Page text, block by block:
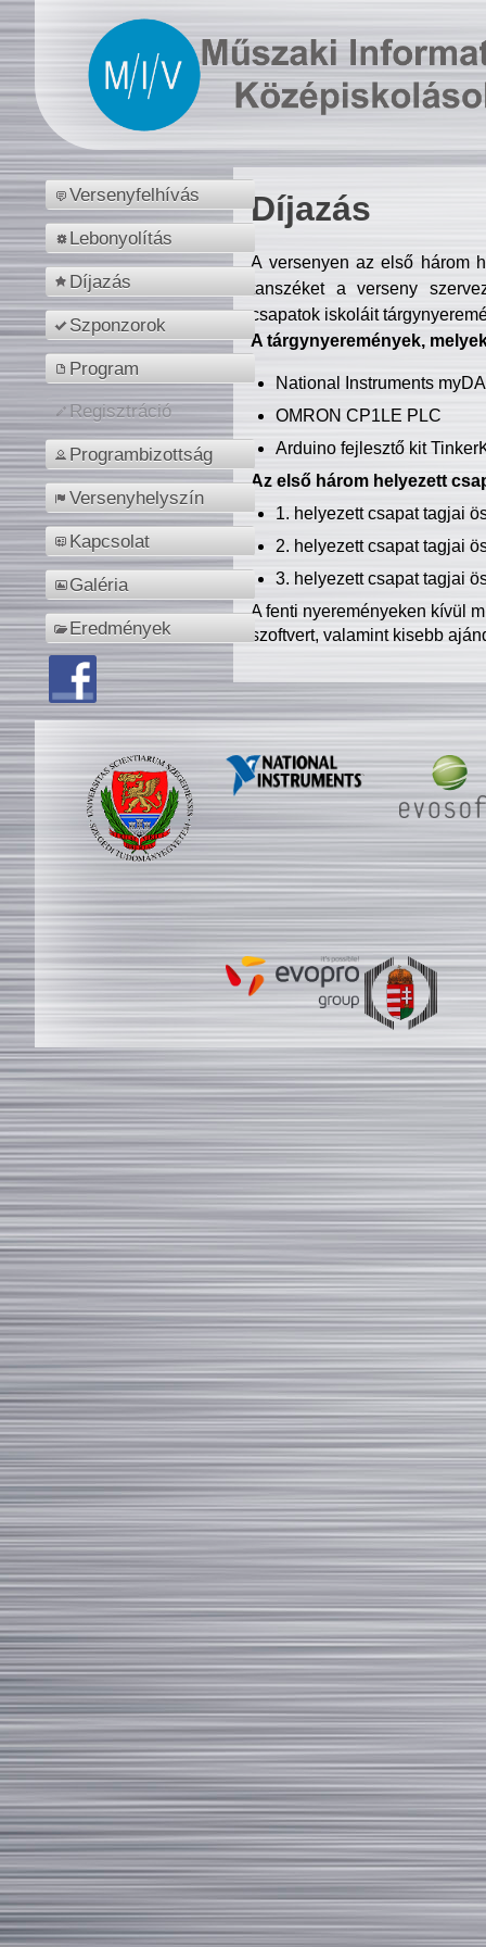
Versenyfelhívás
Lebonyolítás
Díjazás
Szponzorok
Program
Regisztráció
Programbizottság
Versenyhelyszín
Kapcsolat
Galéria
Eredmények
Díjazás
A versenyen az első három
tanszéket a verseny
csapatok iskoláit
A tárgynyeremények,
National Instruments
OMRON CP1LE PLC
Arduino fejlesztő kit
Az első három helyezett
1. helyezett csapat tagjai
2. helyezett csapat tagjai
3. helyezett csapat tagjai
A fenti nyereményeken kívül
szoftvert, valamint kisebb